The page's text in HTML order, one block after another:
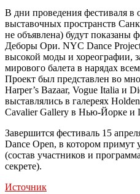
В дни проведения фестиваля в
выставочных пространств
не объявлена) будут показаны
Деборы Ори. NYC Dance
высокой моды и хореографии,
мирового балета в нарядах
Проект был представлен во
Harper’s Bazaar, Vogue Italia и
выставлялись в галереях
Cavalier Gallery в Нью-Йорке и
Завершится фестиваль 15
Dance Open, в котором примут
(состав участников и
секрете).
Источник